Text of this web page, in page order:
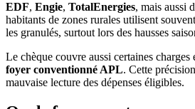
EDF, Engie, TotalEnergies, mais aussi
habitants de zones rurales utilisent
les granulés, surtout lors des hausses
Le chèque couvre aussi certaines charges
foyer conventionné APL. Cette
mauvaise lecture des dépenses éligibles.